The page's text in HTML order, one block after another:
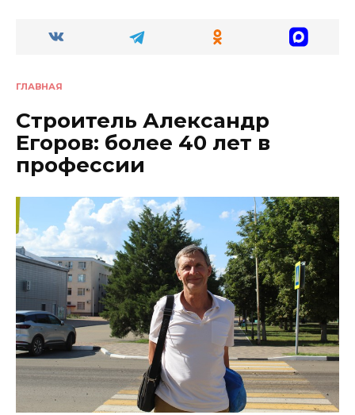
ГЛАВНАЯ
Строитель Александр
Егоров: более 40 лет в
профессии